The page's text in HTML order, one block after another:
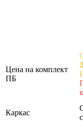
Цена на комплект
ПБ
Каркас